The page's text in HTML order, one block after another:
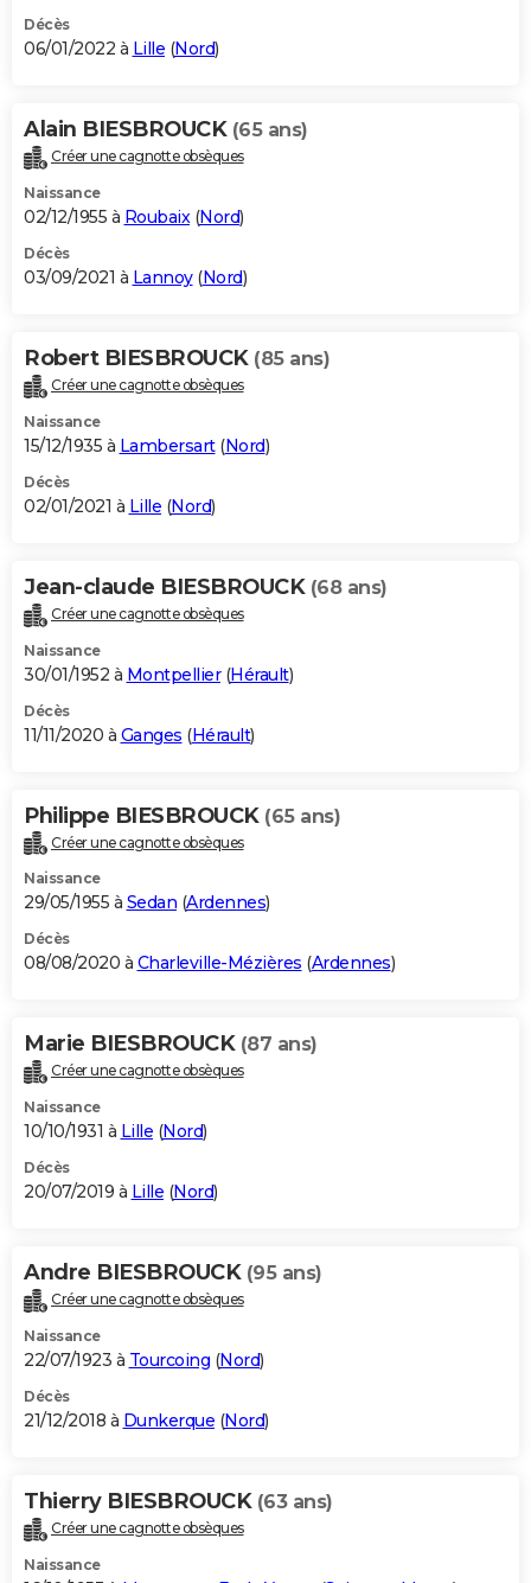
Décès
06/01/2022 à Lille (Nord)
Alain BIESBROUCK (65 ans)
Créer une cagnotte obsèques
Naissance
02/12/1955 à Roubaix(Nord)
Décès
03/09/2021 à Lannoy(Nord)
Robert BIESBROUCK (85 ans)
Créer une cagnotte obsèques
Naissance
15/12/1935 à Lambersart(Nord)
Décès
02/01/2021 à Lille (Nord)
Jean-claude BIESBROUCK (68 ans)
Créer une cagnotte obsèques
Naissance
30/01/1952 à Montpellier(Hérault)
Décès
11/11/2020 à Ganges (Hérault)
Philippe BIESBROUCK (65 ans)
Créer une cagnotte obsèques
Naissance
29/05/1955 à Sedan (Ardennes)
Décès
08/08/2020 à Charleville-Mézières (Ardennes)
Marie BIESBROUCK (87 ans)
Créer une cagnotte obsèques
Naissance
10/10/1931 à Lille (Nord)
Décès
20/07/2019 à Lille (Nord)
Andre BIESBROUCK (95 ans)
Créer une cagnotte obsèques
Naissance
22/07/1923 à Tourcoing (Nord)
Décès
21/12/2018 à Dunkerque (Nord)
Thierry BIESBROUCK (63 ans)
Créer une cagnotte obsèques
Naissance